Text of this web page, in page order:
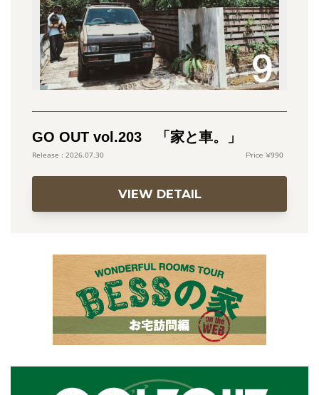
GO OUT vol.203 「家と車。」
2026.07.30 990
VIEW DETAIL